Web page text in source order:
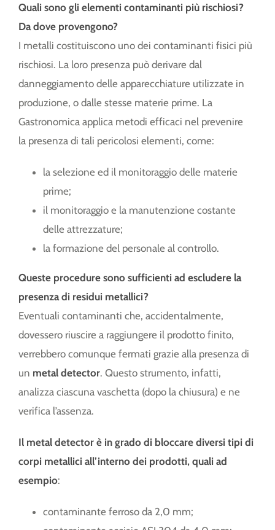
Quali sono gli elementi contaminanti più rischiosi?
Da dove provengono?
I metalli costituiscono uno dei contaminanti fisici più
rischiosi. La loro presenza può derivare dal
danneggiamento delle apparecchiature utilizzate in
produzione, o dalle stesse materie prime. La
Gastronomica applica metodi efficaci nel prevenire
la presenza di tali pericolosi elementi, come:
la selezione ed il monitoraggio delle materie
prime;
il monitoraggio e la manutenzione costante
delle attrezzature;
la formazione del personale al controllo.
Queste procedure sono sufficienti ad escludere la
presenza di residui metallici?
Eventuali contaminanti che, accidentalmente,
dovessero riuscire a raggiungere il prodotto finito,
verrebbero comunque fermati grazie alla presenza di
un metal detector. Questo strumento, infatti,
analizza ciascuna vaschetta (dopo la chiusura) e ne
verifica l’assenza.
Il metal detector è in grado di bloccare diversi tipi di
corpi metallici all’interno dei prodotti, quali ad
esempio:
contaminante ferroso da 2,0 mm;